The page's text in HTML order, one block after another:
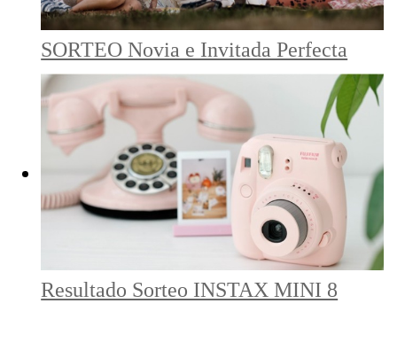
SORTEO Novia e Invitada Perfecta
Resultado Sorteo INSTAX MINI 8